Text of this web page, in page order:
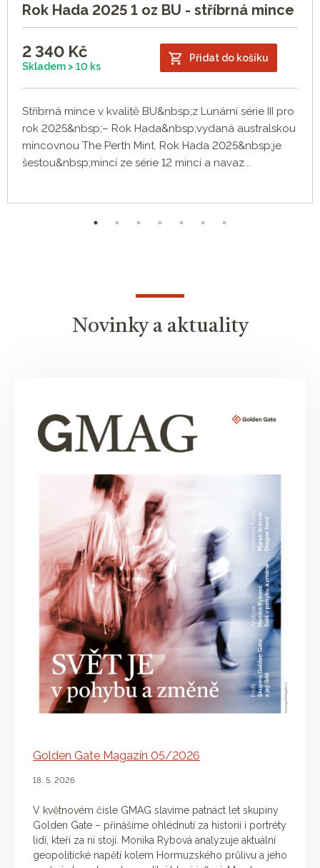
Rok Hada 2025 1 oz BU - stříbrná mince
2 340 Kč
Skladem > 10 ks
Přidat do košíku
Stříbrná mince v kvalitě BU&nbsp;z Lunární série III pro
rok 2025&nbsp;– Rok Hada&nbsp;vydaná australskou
mincovnou The Perth Mint. Rok Hada 2025&nbsp;je
šestou&nbsp;mincí ze série 12 mincí a navaz...
Novinky a aktuality
Golden Gate Magazín 05/2026
18. 5. 2026
V květnovém čísle GMAG slavíme patnáct let skupiny
Golden Gate – přinášíme ohlédnutí za historií i portréty
lidí, kteří za ní stojí. Monika Rybová analyzuje aktuální
geopolitické napětí kolem Hormuzského průlivu a jeho